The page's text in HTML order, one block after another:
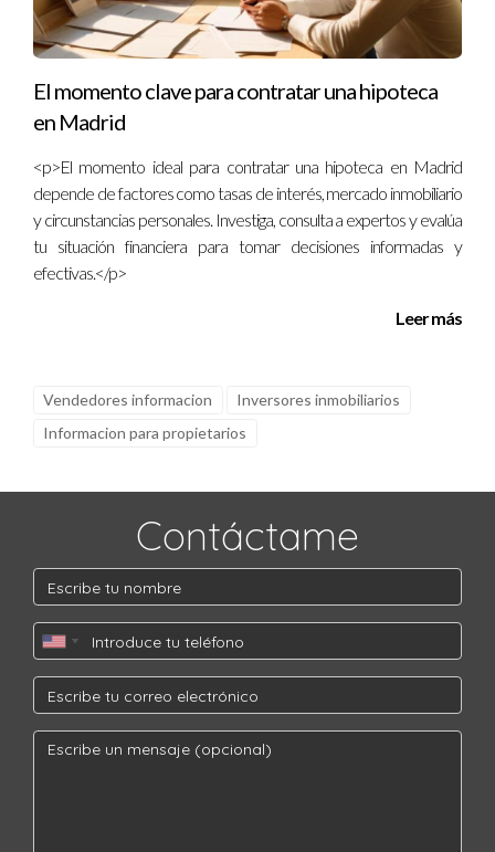
Para que tu casa se destaque, asegúrate de que esté limpia y
ordenada durante las visitas, utiliza fotografías de alta calidad
en los anuncios y considera un staging profesional para que la
propiedad luzca lo mejor posible.
“El éxito en la venta de tu casa radica en entender
el mercado y en prepararte adecuadamente.”
A medida que te embarcas en el proceso de venta de tu casa,
estrategias bien pensadas, te permitirá alcanzar tus objetivos
El momento clave para contratar una hipoteca
en Madrid
<p>El momento ideal para contratar una hipoteca en Madrid
depende de factores como tasas de interés, mercado inmobiliario
y circunstancias personales. Investiga, consulta a expertos y evalúa
tu situación financiera para tomar decisiones informadas y
efectivas.</p>
Leer más
Vendedores informacion
Inversores inmobiliarios
Informacion para propietarios
Contáctame